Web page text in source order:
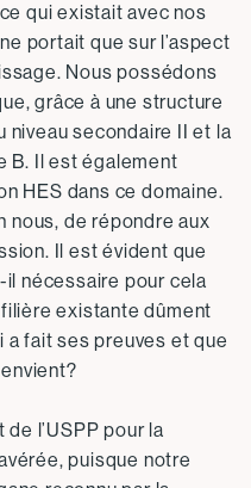
qui existait avec nos
portait que sur l’aspect
Nous possédons
grâce à une structure
niveau secondaire II et la
B. Il est également
HES dans ce domaine.
nous, de répondre aux
Il est évident que
nécessaire pour cela
filière existante dûment
a fait ses preuves et que
l’USPP pour la
puisque notre